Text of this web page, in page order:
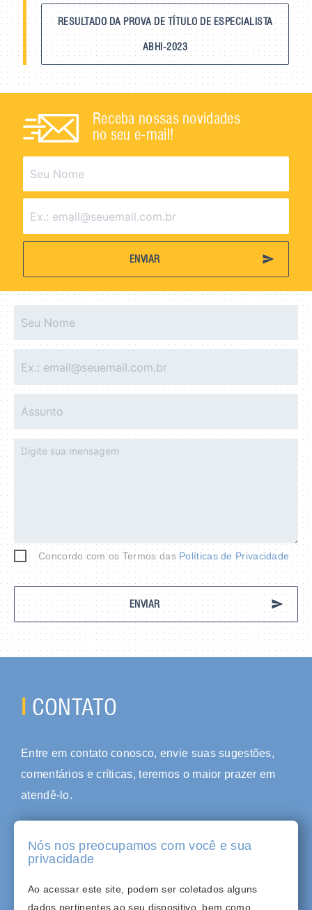
RESULTADO DA PROVA DE TÍTULO DE ESPECIALISTA
ABHI-2023
Receba nossas novidades
no seu e-mail!
ENVIAR send
Concordo com os Termos das Políticas de Privacidade
ENVIAR send
I CONTATO
Entre em contato conosco, envie suas sugestões,
comentários e críticas, teremos o maior prazer em
atendê-lo.
Nós nos preocupamos com você e sua
privacidade
Ao acessar este site, podem ser coletados alguns
dados pertinentes ao seu dispositivo, bem como